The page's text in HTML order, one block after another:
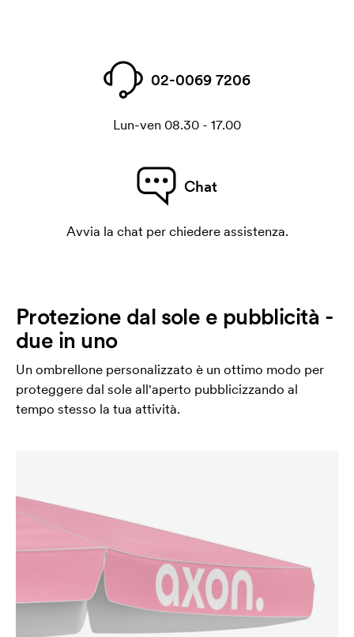
02-0069 7206
Lun-ven 08.30 - 17.00
Chat
Avvia la chat per chiedere assistenza.
Protezione dal sole e pubblicità -
due in uno
Un ombrellone personalizzato è un ottimo modo per
proteggere dal sole all'aperto pubblicizzando al
tempo stesso la tua attività.